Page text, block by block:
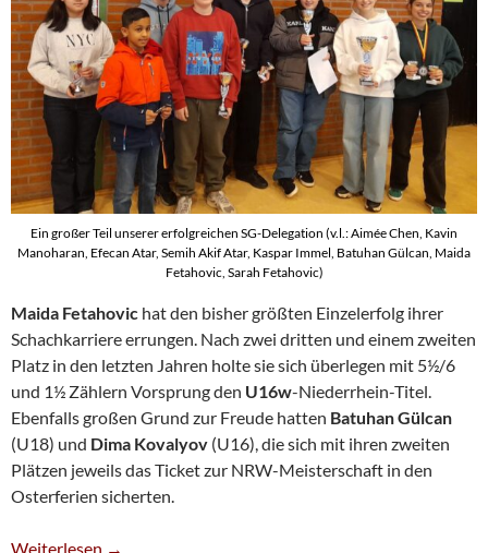
Ein großer Teil unserer erfolgreichen SG-Delegation (v.l.: Aimée Chen, Kavin
Manoharan, Efecan Atar, Semih Akif Atar, Kaspar Immel, Batuhan Gülcan, Maida
Fetahovic, Sarah Fetahovic)
Maida Fetahovic hat den bisher größten Einzelerfolg ihrer
Schachkarriere errungen. Nach zwei dritten und einem zweiten
Platz in den letzten Jahren holte sie sich überlegen mit 5½/6
und 1½ Zählern Vorsprung den U16w-Niederrhein-Titel.
Ebenfalls großen Grund zur Freude hatten Batuhan Gülcan
(U18) und Dima Kovalyov (U16), die sich mit ihren zweiten
Plätzen jeweils das Ticket zur NRW-Meisterschaft in den
Osterferien sicherten.
Maida Fetahovic Wird U16w-Niederrheinmeisterin
Weiterlesen →